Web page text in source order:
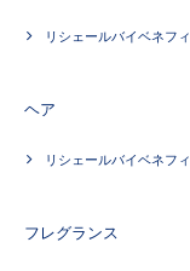
リシェールバイベネフ
ヘア
リシェールバイベネフ
フレグランス